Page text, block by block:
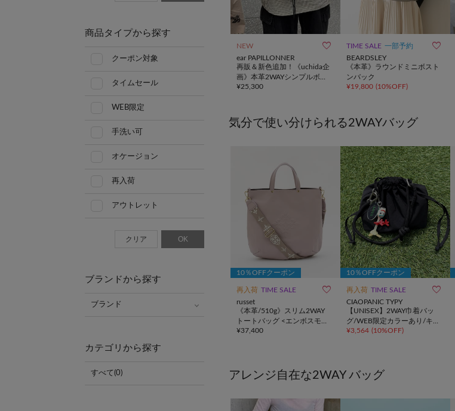
NEW 
ear PAPILLONNER
再販＆新色追加！《uchida企
画》本革2WAYシンプルボス
トンバッグ
¥25,300
TIME SALE 一部予約 
BEARDSLEY
《本革》ラウンドミニボスト
ンバック
¥19,800 (10%OFF)
気分で使い分けられる2WAYバッグ
10％OFFクーポン
再入荷 TIME SALE 
russet
《本革/510g》スリム2WAY
トートバッグ <エンボスモノ
グラム>
¥37,400
10％OFFクーポン
再入荷 TIME SALE 
CIAOPANIC TYPY
【UNISEX】2WAY巾着バッ
グ/WEB限定カラーあり/キー
ホルダー付き
¥3,564 (10%OFF)
アレンジ自在な2WAY バッグ
商品タイプから探す
クーポン対象
タイムセール
WEB限定
手洗い可
オケージョン
再入荷
アウトレット
クリア OK
ブランドから探す
ブランド
カテゴリから探す
すべて(0)